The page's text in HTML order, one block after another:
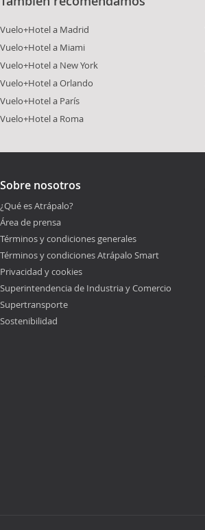
Vuelo+Hotel a Madrid
Vuelo+Hotel a Miami
Vuelo+Hotel a New York
Vuelo+Hotel a Orlando
Vuelo+Hotel a París
Vuelo+Hotel a Roma
Sobre nosotros
¿Qué es Atrápalo?
Área de prensa
Términos y condiciones generales
Términos y condiciones Atrápalo Smart
Privacidad y cookies
Superintendencia de Industria y Comercio
Supertransporte
Sostenibilidad